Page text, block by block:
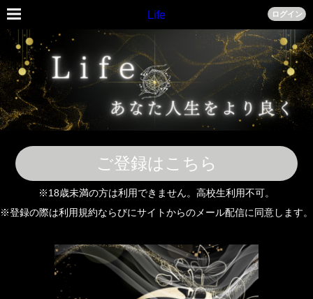
Life ログイン
ご登録はこちら
※18歳未満の方は利用できません。高校生利用不可。
※登録の際は利用規約ならびにサイトからのメール配信に同意します。